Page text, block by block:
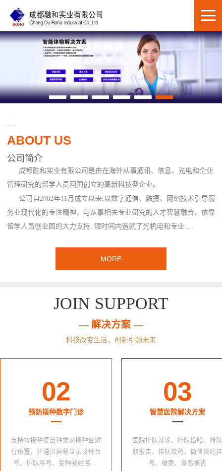
ABOUT US
公司简介
成都融和实业有限公司是由在海外从事通讯、信息、光电和企业
管理研究的留学人员回国创立的高新科技型企业。
公司自2002年11月成立以来,以数字通信、触摸、网络技术引导服
务业现代化的专注精神，与从事相关专业研究的人才智慧融合，依靠
留学人员创业园的大力支持, 短时间内造就了光机电和专业 …
MORE
JOIN SUPPORT
— 解决方案 —
科技改变生活，创新引领未来
02
预防接种数字门诊
支持按接种疫苗种类对接种台进
行设置，并通过屏幕显示接种台
号、排队序号、受种者姓名 …
03
智慧医院解决方案
医院排队就诊、排队检验、排队
取报告、排队取药、微信预约挂
号、缴费、查看报告